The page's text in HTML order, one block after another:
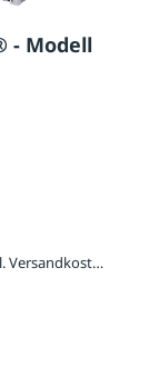
- Modell
1.248,31 € / Stück inkl. 19 % MwSt., zzgl. evtl. Versandkosten